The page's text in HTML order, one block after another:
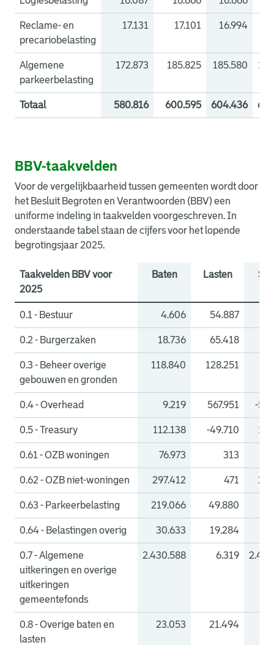
Reclame- en
precariobelasting
17.131 17.101 16.994
Algemene
parkeerbelasting
172.873 185.825 185.580
Totaal 580.816 600.595 604.436
BBV-taakvelden
Voor de vergelijkbaarheid tussen gemeenten wordt door
het Besluit Begroten en Verantwoorden (BBV) een
uniforme indeling in taakvelden voorgeschreven. In
onderstaande tabel staan de cijfers voor het lopende
begrotingsjaar 2025.
Taakvelden BBV voor
2025
Baten Lasten
0.1 - Bestuur 4.606 54.887
0.2 - Burgerzaken 18.736 65.418
0.3 - Beheer overige
gebouwen en gronden
118.840 128.251
0.4 - Overhead 9.219 567.951 -
0.5 - Treasury 112.138 -49.710
0.61 - OZB woningen 76.973 313
0.62 - OZB niet-woningen 297.412 471
0.63 - Parkeerbelasting 219.066 49.880
0.64 - Belastingen overig 30.633 19.284
0.7 - Algemene
uitkeringen en overige
uitkeringen
gemeentefonds
2.430.588 6.319
0.8 - Overige baten en
lasten
23.053 21.494